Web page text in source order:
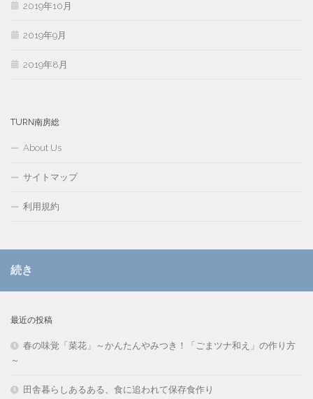
2019年10月
2019年9月
2019年8月
TURN南房総
About Us
サイトマップ
利用規約
続き
最近の投稿
春の味覚「菜花」～かんたんやみつき！「ごまツナ和え」の作り方
～
田舎暮らしあるある、食に追われて保存食作り